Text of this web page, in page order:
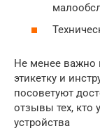
Не менее важно
этикетку и
посоветуют
отзывы тех, кто
устройства